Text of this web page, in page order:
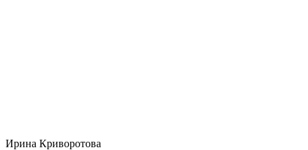
Ирина Криворотова